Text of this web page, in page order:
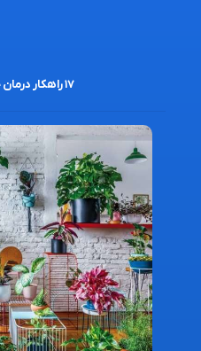
۱۷ راهکار درمان خجالت کودکان